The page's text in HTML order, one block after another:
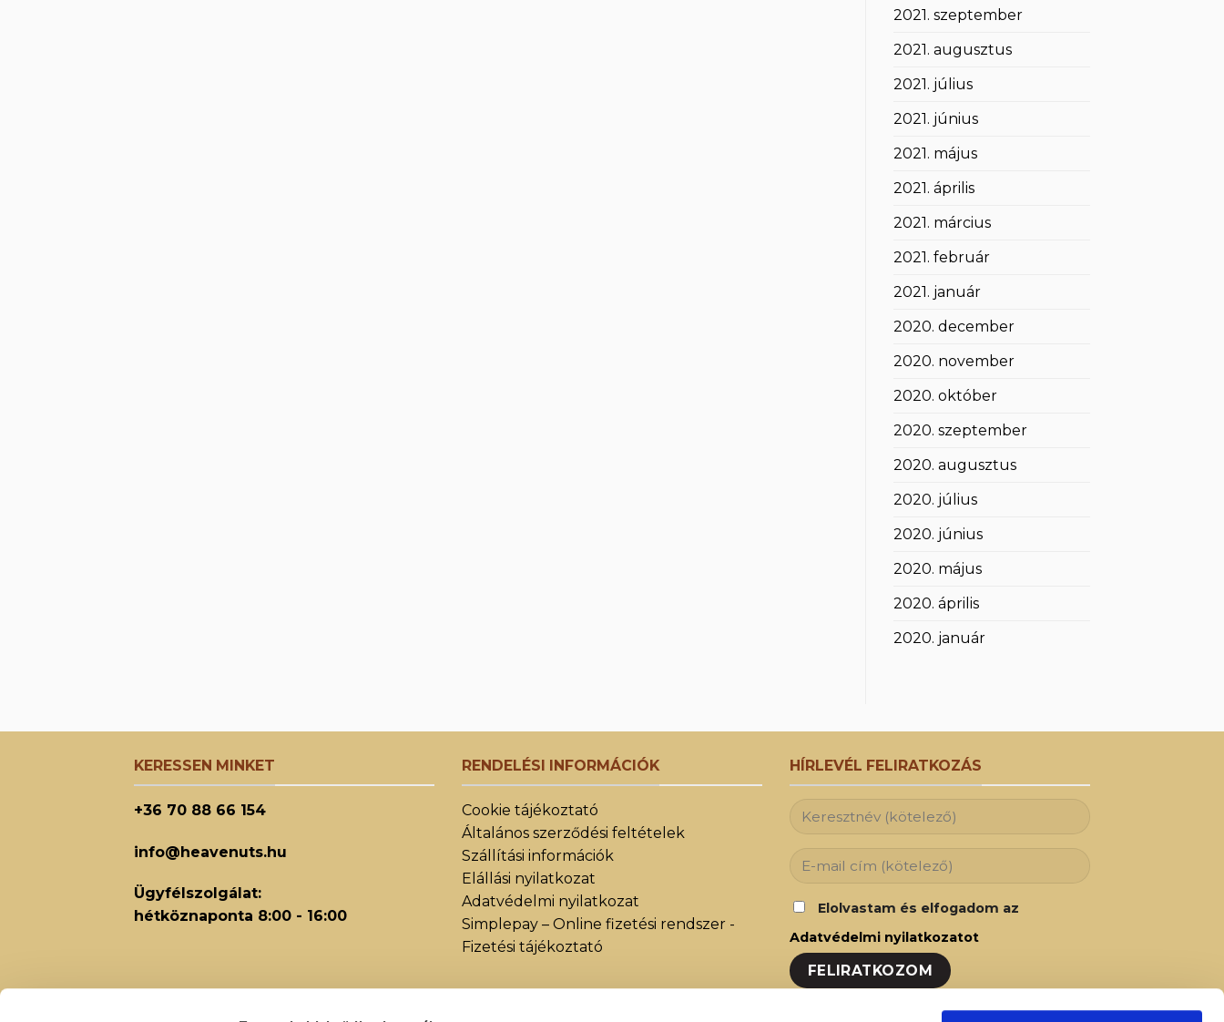
2021. szeptember
2021. augusztus
2021. július
2021. június
2021. május
2021. április
2021. március
2021. február
2021. január
2020. december
2020. november
2020. október
2020. szeptember
2020. augusztus
2020. július
2020. június
2020. május
2020. április
2020. január
KERESSEN MINKET
+36 70 88 66 154
info@heavenuts.hu
Ügyfélszolgálat:
hétköznaponta 8:00 - 16:00
RENDELÉSI INFORMÁCIÓK
Cookie tájékoztató
Általános szerződési feltételek
Szállítási információk
Elállási nyilatkozat
Adatvédelmi nyilatkozat
Simplepay – Online fizetési rendszer -
Fizetési tájékoztató
HÍRLEVÉL FELIRATKOZÁS
Elolvastam és elfogadom az
Adatvédelmi nyilatkozatot